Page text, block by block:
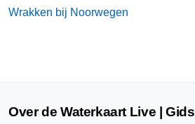
Wrakken bij Noorwegen
Over de Waterkaart Live | Gids